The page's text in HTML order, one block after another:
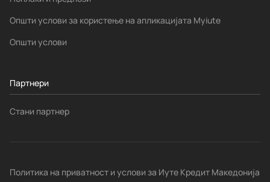
Општи услови за користење на апликацијата Myiute
Општи услови
Партнери
Стани партнер
Политика на приватност и услови за Иуте Кредит Македонија